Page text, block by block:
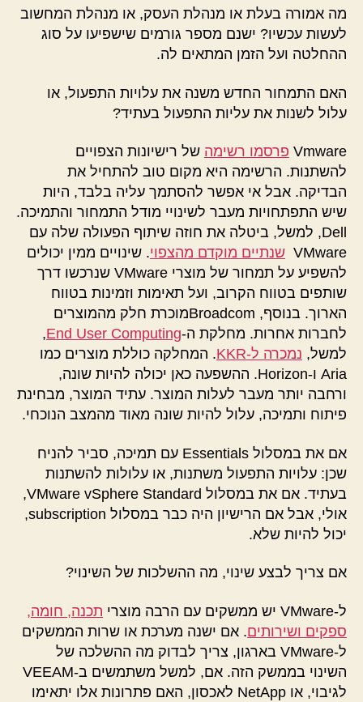
מה אמורה בעלת או מנהלת העסק, או מנהלת המחשוב
לעשות עכשיו? ישנם מספר גורמים שישפיעו על סוג
ההחלטה ועל הזמן המתאים לה.
האם התמחור החדש משנה את עלויות התפעול, או
עלול לשנות את עליות התפעול בעתיד?
Vmware פרסמו רשימה של רישיונות הצפויים
להשתנות. הרשימה היא מקום טוב להתחיל את
הבדיקה. אבל אי אפשר להסתמך עליה בלבד, היות
שיש התפתחויות מעבר לשינויי מודל התמחור והתמיכה.
Dell, למשל, ביטלה את חוזה שיתוף הפעולה שלה עם
VMware שנתיים מוקדם מהצפוי. שינויים ממין יכולים
להשפיע על תמחור של מוצרי VMware שנרכשו דרך
שותפים בטווח הקרוב, ועל תאימות וזמינות בטווח
הארוך. בנוסף, Broadcomמוכרת חלק מהמוצרים
לחברות אחרות. מחלקת ה-End User Computing
,
למשל, נמכרה ל-KKR
. המחלקה כוללת מוצרים כמו
Aria ו-Horizon. ההשפעה כאן יכולה להיות שונה,
ורחבה יותר מעבר לעלות המוצר. עתיד המוצר, מבחינת
פיתוח ותמיכה, עלול להיות שונה מאוד מהמצב הנוכחי.
אם את במסלול Essentials עם תמיכה, סביר להניח
שכן: עלויות התפעול משתנות, או עלולות להשתנות
בעתיד. אם את במסלול VMware vSphere Standard,
אולי, אבל אם הרישיון היה כבר במסלול subscription,
יכול להיות שלא.
אם צריך לבצע שינוי, מה ההשלכות של השינוי?
ל-VMware יש ממשקים עם הרבה מוצרי
תכנה, חומה,
ספקים ושירותים. אם ישנה מערכת או שרות הממשקים
ל-VMware בארגון, צריך לבדוק מה ההשלכה של
השינוי בממשק הזה. אם, למשל משתמשים ב-VEEAM
לגיבוי, או NetApp לאכסון, האם פתרונות אלו יתאימו